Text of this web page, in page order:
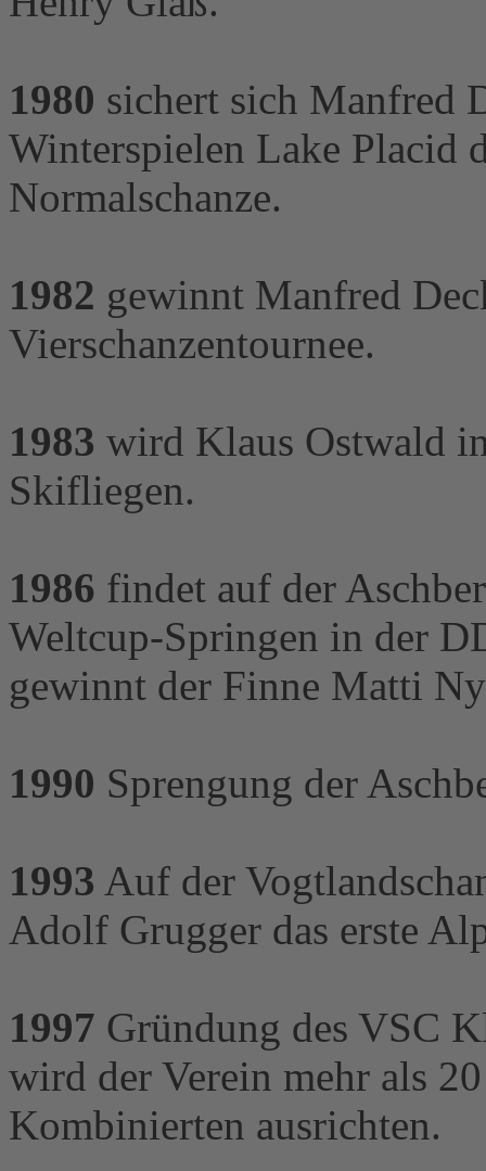
1980 sichert sich Manfred
Winterspielen Lake Placid
Normalschanze.
1982 gewinnt Manfred
Vierschanzentournee.
1983 wird Klaus Ostwald
Skifliegen.
1986 findet auf der
Weltcup-Springen in der
gewinnt der Finne Matti
1990 Sprengung der
1993 Auf der
Adolf Grugger das erste
1997 Gründung des VSC
wird der Verein mehr als
Kombinierten ausrichten.